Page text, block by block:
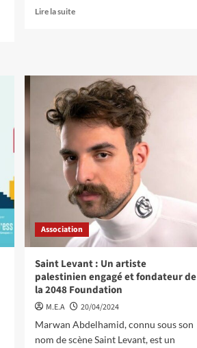
Lire la suite
Association
Saint Levant : Un artiste
palestinien engagé et fondateur de
la 2048 Foundation
M.E.A
20/04/2024
Marwan Abdelhamid, connu sous son
nom de scène Saint Levant, est un